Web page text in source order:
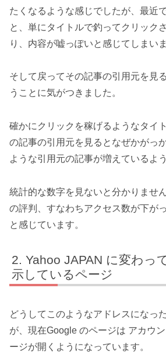
たくなるような感じでしたが、最近
と、単にタイトルで釣ってクリック
り、内容が嘘っぽいと感じてしまいま
そして戻ってその記事の引用元を見
うことに気がつきました。
確かにクリックを稼げるようなタイ
の記事の引用元を見るとなぜかがっ
ような引用元の記事が増えているよ
統計的な数字を見ないと分かりませ
の評判、すなわちアクセス数が下が
と感じています。
Yahoo JAPAN に変わっ
示しているページ
どうしてこのようなアドレスになっ
が、現在Google のページは アカウ
ージが開くようになっています。